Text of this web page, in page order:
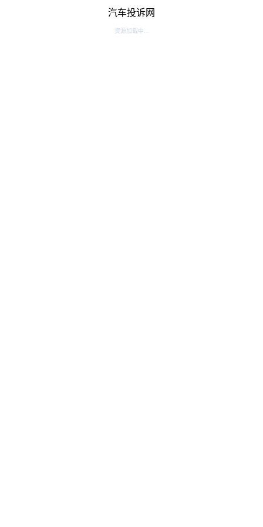
汽车投诉网
资源加载中...